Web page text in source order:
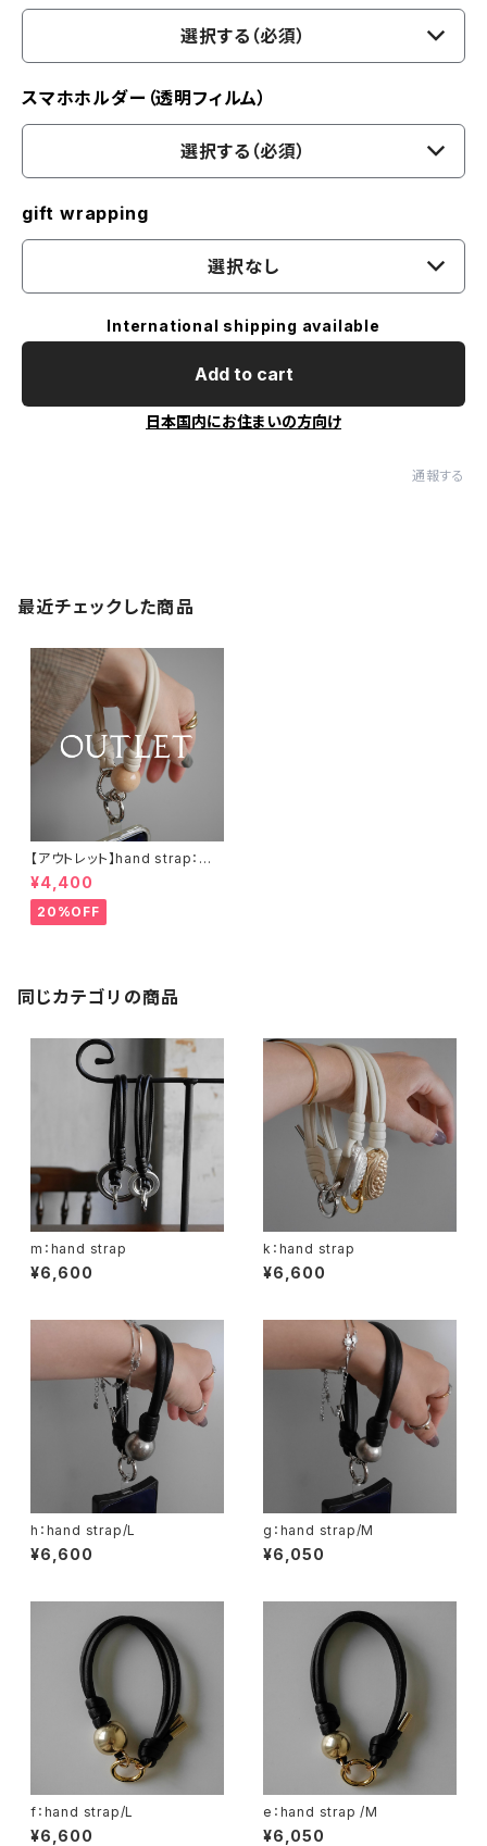
選択する（必須）
スマホホルダー（透明フィルム）
選択する（必須）
gift wrapping
選択なし
International shipping available
Add to cart
日本国内にお住まいの方向け
通報する
最近チェックした商品
【アウトレット】hand strap：ウッ
ド（M)× 1 ナチュラル / アイボリ
ー
¥4,400
20%OFF
同じカテゴリの商品
m：hand strap
¥6,600
k：hand strap
¥6,600
h：hand strap/L
¥6,600
g：hand strap/M
¥6,050
f：hand strap/L
¥6,600
e：hand strap /M
¥6,050